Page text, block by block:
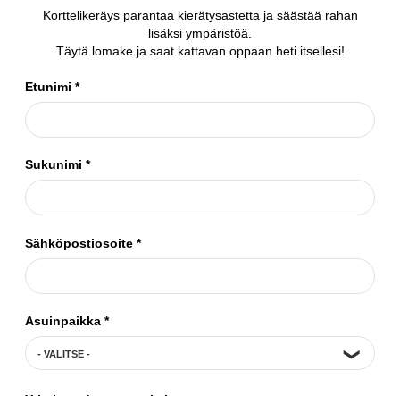
Korttelikeräys parantaa kierätysastetta ja säästää rahan
lisäksi ympäristöä.
Täytä lomake ja saat kattavan oppaan heti itsellesi!
Etunimi *
Sukunimi *
Sähköpostiosoite *
Asuinpaikka *